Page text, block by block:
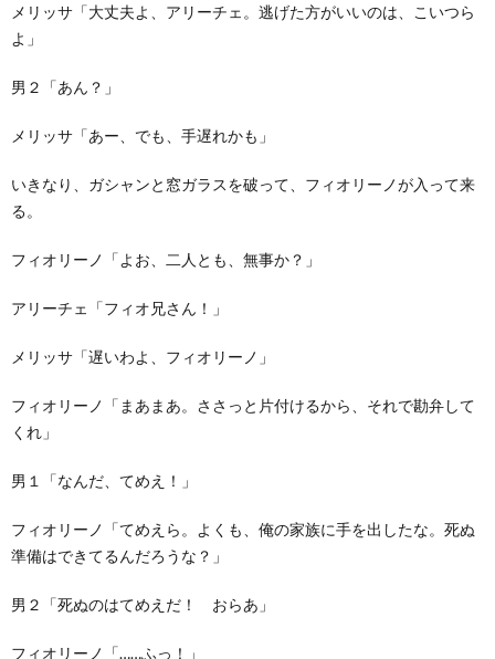
メリッサ「大丈夫よ、アリーチェ。逃げた方がいいのは、こいつら
よ」
男２「あん？」
メリッサ「あー、でも、手遅れかも」
いきなり、ガシャンと窓ガラスを破って、フィオリーノが入って来
る。
フィオリーノ「よお、二人とも、無事か？」
アリーチェ「フィオ兄さん！」
メリッサ「遅いわよ、フィオリーノ」
フィオリーノ「まあまあ。ささっと片付けるから、それで勘弁して
くれ」
男１「なんだ、てめえ！」
フィオリーノ「てめえら。よくも、俺の家族に手を出したな。死ぬ
準備はできてるんだろうな？」
男２「死ぬのはてめえだ！ おらあ」
フィオリーノ「……ふっ！」